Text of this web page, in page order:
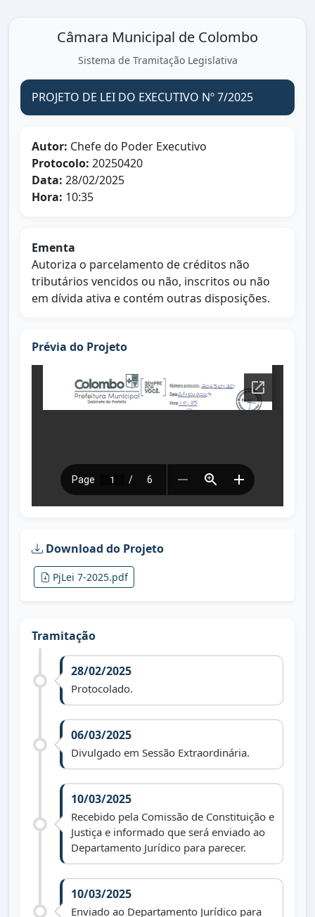
Câmara Municipal de Colombo
Sistema de Tramitação Legislativa
PROJETO DE LEI DO EXECUTIVO Nº 7/2025
Autor: Chefe do Poder Executivo
Protocolo: 20250420
Data: 28/02/2025
Hora: 10:35
Ementa
Autoriza o parcelamento de créditos não
tributários vencidos ou não, inscritos ou não
em dívida ativa e contém outras disposições.
Prévia do Projeto
Download do Projeto
PjLei 7-2025.pdf
Tramitação
28/02/2025
Protocolado.
06/03/2025
Divulgado em Sessão Extraordinária.
10/03/2025
Recebido pela Comissão de Constituição e
Justiça e informado que será enviado ao
Departamento Jurídico para parecer.
10/03/2025
Enviado ao Departamento Jurídico para